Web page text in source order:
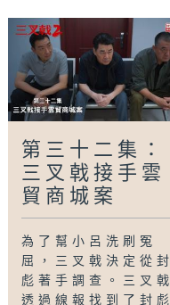
第三十二集：
三叉戟接手雲
貿商城案
為了幫小呂洗刷冤
屈，三叉戟決定從封
彪著手調查。三叉戟
透過線報找到了封彪